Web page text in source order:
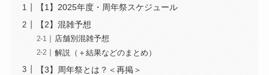
【1】2025年度・周年祭スケジュール
【2】混雑予想
店舗別混雑予想
解説（＋結果などのまとめ）
【3】周年祭とは？＜再掲＞